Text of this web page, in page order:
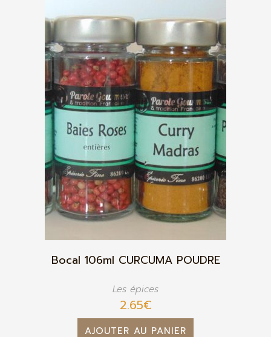
Bocal 106ml CURCUMA POUDRE
Les épices
2.65€
AJOUTER AU PANIER